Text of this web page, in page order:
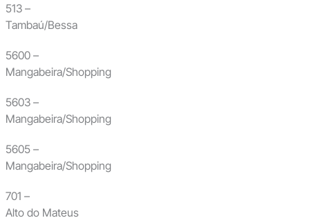
513 –
Tambaú/Bessa
5600 –
Mangabeira/Shopping
5603 –
Mangabeira/Shopping
5605 –
Mangabeira/Shopping
701 –
Alto do Mateus